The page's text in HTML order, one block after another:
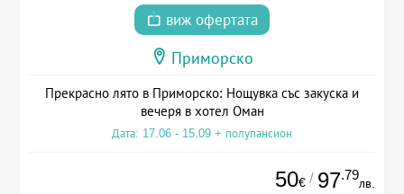
виж офертата
Приморско
Прекрасно лято в Приморско: Нощувка със закуска и
вечеря в хотел Оман
Дата: 17.06 - 15.09 + полупансион
50€ / 97.79
лв.